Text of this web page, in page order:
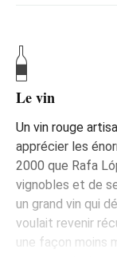
Le vin
Un vin rouge
apprécier les
2000 que Rafa
vignobles et de
un grand vin qui
voulait revenir
une façon moins